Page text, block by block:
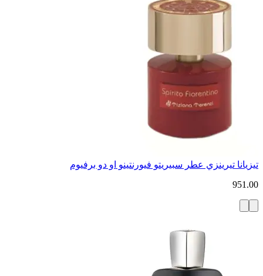
تيزيانا تيرينزي عطر سبيريتو فيورنتينو او دو برفيوم
951.00